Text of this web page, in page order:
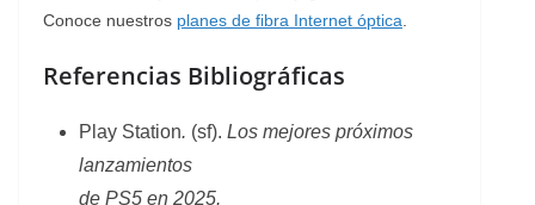
Conoce nuestros planes de fibra Internet óptica
Referencias Bibliográficas
Play Station. (sf). Los mejores próximos
lanzamientos
de PS5 en 2025.